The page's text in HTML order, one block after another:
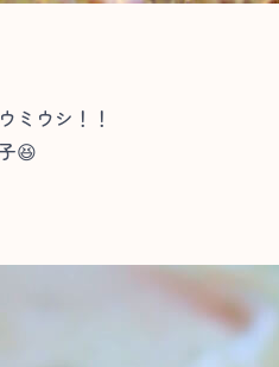
ミウシ！！
😆